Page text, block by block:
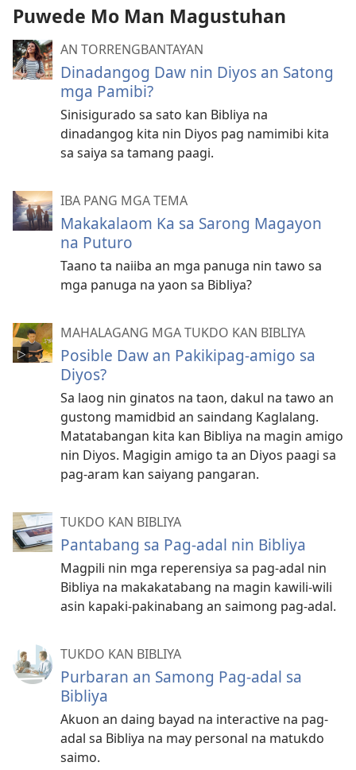
Puwede Mo Man Magustuhan
AN TORRENGBANTAYAN
Dinadangog Daw nin Diyos an Satong
mga Pamibi?
Sinisigurado sa sato kan Bibliya na
dinadangog kita nin Diyos pag namimibi kita
sa saiya sa tamang paagi.
IBA PANG MGA TEMA
Makakalaom Ka sa Sarong Magayon
na Puturo
Taano ta naiiba an mga panuga nin tawo sa
mga panuga na yaon sa Bibliya?
MAHALAGANG MGA TUKDO KAN BIBLIYA
Posible Daw an Pakikipag-amigo sa
Diyos?
Sa laog nin ginatos na taon, dakul na tawo an
gustong mamidbid an saindang Kaglalang.
Matatabangan kita kan Bibliya na magin amigo
nin Diyos. Magigin amigo ta an Diyos paagi sa
pag-aram kan saiyang pangaran.
TUKDO KAN BIBLIYA
Pantabang sa Pag-adal nin Bibliya
Magpili nin mga reperensiya sa pag-adal nin
Bibliya na makakatabang na magin kawili-wili
asin kapaki-pakinabang an saimong pag-adal.
TUKDO KAN BIBLIYA
Purbaran an Samong Pag-adal sa
Bibliya
Akuon an daing bayad na interactive na pag-
adal sa Bibliya na may personal na matukdo
saimo.